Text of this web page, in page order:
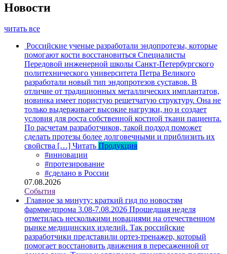
Новости
читать все
Российские ученые разработали эндопротезы, которые
помогают кости восстановиться Специалисты
Передовой инженерной школы Санкт-Петербургского
политехнического университета Петра Великого
разработали новый тип эндопротезов суставов. В
отличие от традиционных металлических имплантатов,
новинка имеет пористую решетчатую структуру. Она не
только выдерживает высокие нагрузки, но и создает
условия для роста собственной костной ткани пациента.
По расчетам разработчиков, такой подход поможет
сделать протезы более долговечными и приблизить их
свойства […] Читать Продукция
#инновации
#протезирование
#сделано в России
07.08.2026
События
Главное за минуту: краткий гид по новостям
фарммедпрома 3.08-7.08.2026 Прошедшая неделя
отметилась несколькими новациями на отечественном
рынке медицинских изделий. Так российские
разработчики представили ортез-тренажер, который
помогает восстановить движения в пересаженной от